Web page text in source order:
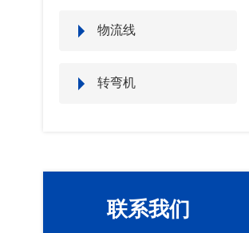
物流线
转弯机
联系我们